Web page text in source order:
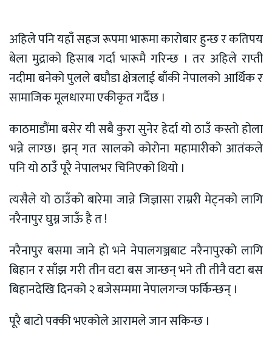
अहिले पनि यहाँ सहज रूपमा भारूमा कारोबार हुन्छ र कतिपय
बेला मुद्राको हिसाब गर्दा भारूमै गरिन्छ । तर अहिले राप्ती
नदीमा बनेको पुलले बघौडा क्षेत्रलाई बाँकी नेपालको आर्थिक र
सामाजिक मूलधारमा एकीकृत गर्दैछ ।
काठमाडौंमा बसेर यी सबै कुरा सुनेर हेर्दा यो ठाउँ कस्तो होला
भन्ने लाग्छ। झन् गत सालको कोरोना महामारीको आतंकले
पनि यो ठाउँ पूरै नेपालभर चिनिएको थियो ।
त्यसैले यो ठाउँको बारेमा जान्ने जिज्ञासा राम्ररी मेट्नको लागि
नरैनापुर घुम्न जाऊँ है त !
नरैनापुर बसमा जाने हो भने नेपालगञ्जबाट नरैनापुरको लागि
बिहान र साँझ गरी तीन वटा बस जान्छन् भने ती तीनै वटा बस
बिहानदेखि दिनको २ बजेसम्ममा नेपालगन्ज फर्किन्छन् ।
पूरै बाटो पक्की भएकोले आरामले जान सकिन्छ ।